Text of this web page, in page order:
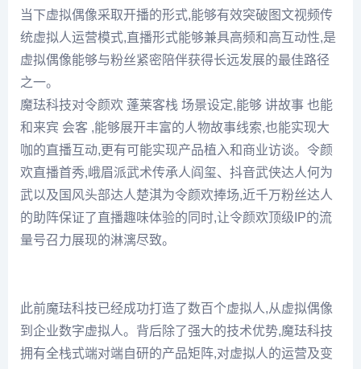
当下虚拟偶像采取开播的形式,能够有效突破图文视频传
统虚拟人运营模式,直播形式能够兼具高频和高互动性,是
虚拟偶像能够与粉丝紧密陪伴获得长远发展的最佳路径
之一。
魔珐科技对令颜欢 蓬莱客栈 场景设定,能够 讲故事 也能
和来宾 会客 ,能够展开丰富的人物故事线索,也能实现大
咖的直播互动,更有可能实现产品植入和商业访谈。令颜
欢直播首秀,峨眉派武术传承人阎玺、抖音武侠达人何为
武以及国风头部达人楚淇为令颜欢捧场,近千万粉丝达人
的助阵保证了直播趣味体验的同时,让令颜欢顶级IP的流
量号召力展现的淋漓尽致。
此前魔珐科技已经成功打造了数百个虚拟人,从虚拟偶像
到企业数字虚拟人。背后除了强大的技术优势,魔珐科技
拥有全栈式端对端自研的产品矩阵,对虚拟人的运营及变